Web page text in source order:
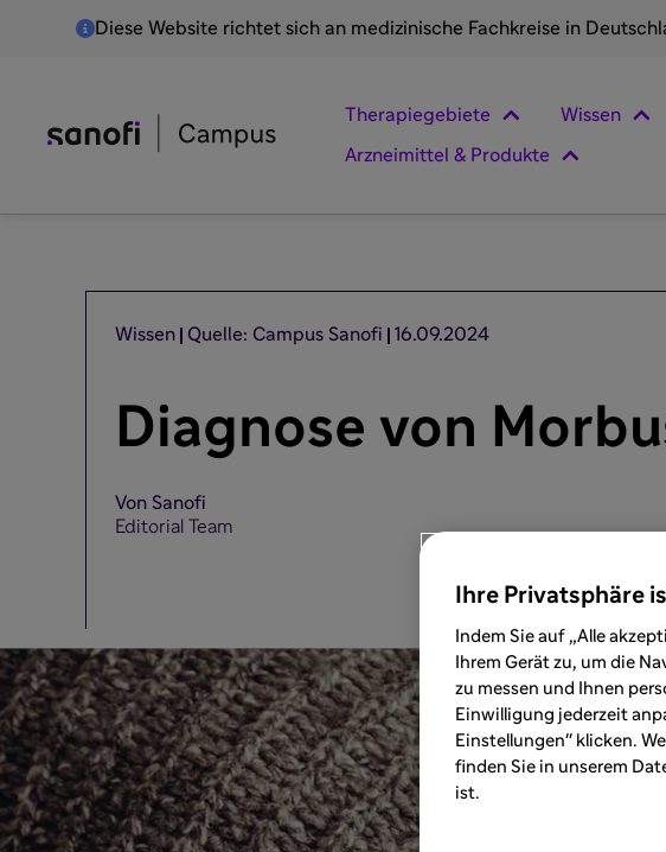
Diese Website richtet sich an medizinische Fachkreise in
Therapiegebiete Wissen
Arzneimittel & Produkte
Wissen Quelle: Campus Sanofi 16.09.2024
Diagnose von
Von Sanofi
Editorial Team
Ihre Privatsphäre
Indem Sie auf „Alle
Ihrem Gerät zu, um die
zu messen und Ihnen
Einwilligung jederzeit
Einstellungen" klicken.
finden Sie in unserem
ist.